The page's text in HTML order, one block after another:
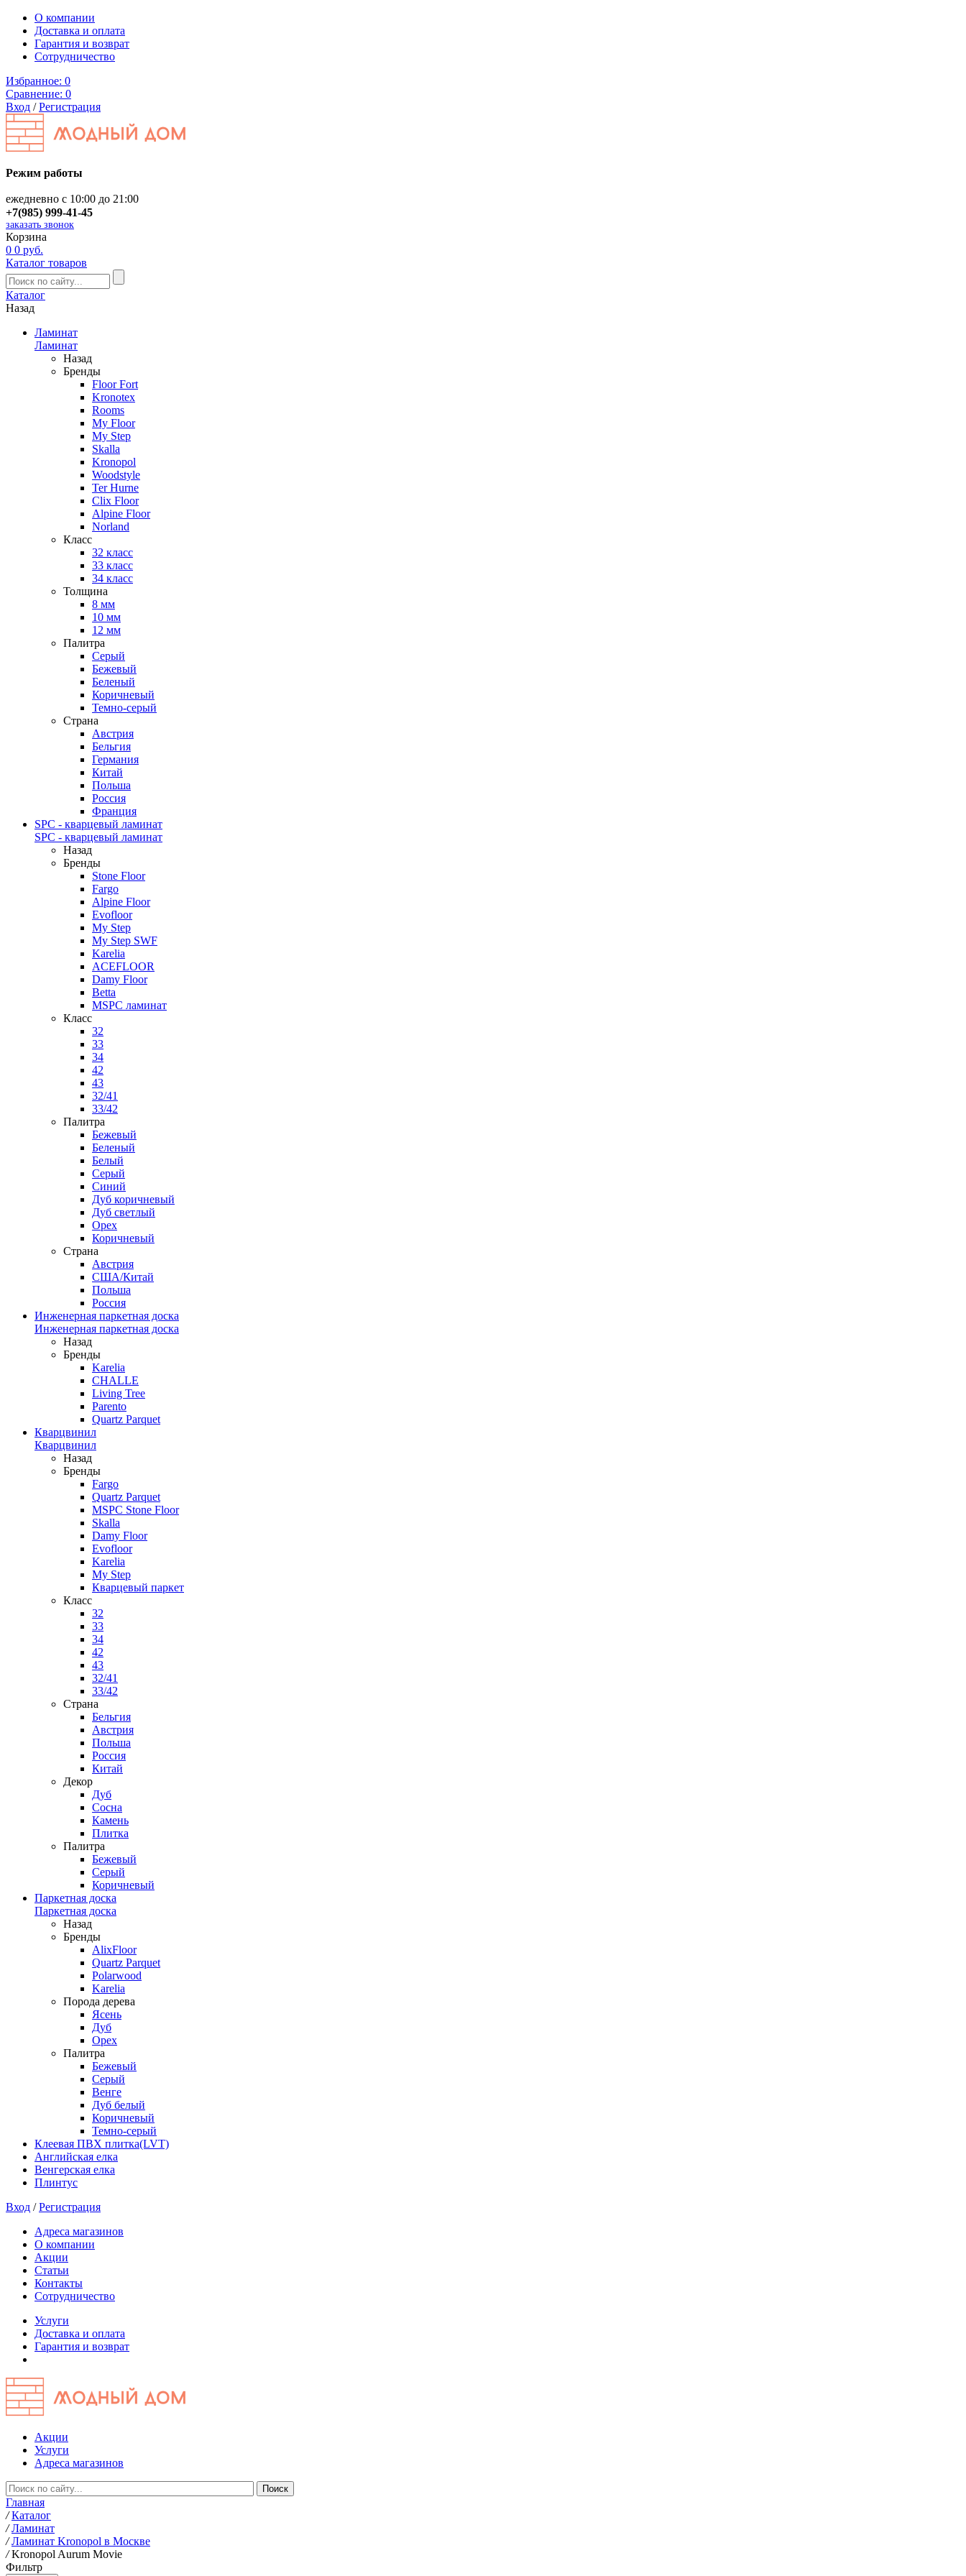
О компании
Доставка и оплата
Гарантия и возврат
Сотрудничество
Избранное: 0
Сравнение: 0
Вход /Регистрация
Режим работы
ежедневно с 10:00 до 21:00
+7(985) 999-41-45
заказать звонок
Корзина
0 0 руб.
Каталог товаров
Каталог
Назад
Ламинат
Ламинат
Назад
Бренды
Floor Fort
Kronotex
Rooms
My Floor
My Step
Skalla
Kronopol
Woodstyle
Ter Hurne
Clix Floor
Alpine Floor
Norland
Класс
32 класс
33 класс
34 класс
Толщина
8 мм
10 мм
12 мм
Палитра
Серый
Бежевый
Беленый
Коричневый
Темно-серый
Страна
Австрия
Бельгия
Германия
Китай
Польша
Россия
Франция
SPC - кварцевый ламинат
SPC - кварцевый ламинат
Назад
Бренды
Stone Floor
Fargo
Alpine Floor
Evofloor
My Step
My Step SWF
Karelia
ACEFLOOR
Damy Floor
Betta
MSPC ламинат
Класс
32
33
34
42
43
32/41
33/42
Палитра
Бежевый
Беленый
Белый
Серый
Синий
Дуб коричневый
Дуб светлый
Орех
Коричневый
Страна
Австрия
США/Китай
Польша
Россия
Инженерная паркетная доска
Инженерная паркетная доска
Назад
Бренды
Karelia
CHALLE
Living Tree
Parento
Quartz Parquet
Кварцвинил
Кварцвинил
Назад
Бренды
Fargo
Quartz Parquet
MSPC Stone Floor
Skalla
Damy Floor
Evofloor
Karelia
My Step
Кварцевый паркет
Класс
32
33
34
42
43
32/41
33/42
Страна
Бельгия
Австрия
Польша
Россия
Китай
Декор
Дуб
Сосна
Камень
Плитка
Палитра
Бежевый
Серый
Коричневый
Паркетная доска
Паркетная доска
Назад
Бренды
AlixFloor
Quartz Parquet
Polarwood
Karelia
Порода дерева
Ясень
Дуб
Орех
Палитра
Бежевый
Серый
Венге
Дуб белый
Коричневый
Темно-серый
Клеевая ПВХ плитка(LVT)
Английская елка
Венгерская елка
Плинтус
Вход /Регистрация
Адреса магазинов
О компании
Акции
Статьи
Контакты
Сотрудничество
Услуги
Доставка и оплата
Гарантия и возврат
Акции
Услуги
Адреса магазинов
Главная
/ Каталог
/ Ламинат
/ Ламинат Kronopol в Москве
/ Kronopol Aurum Movie
Фильтр